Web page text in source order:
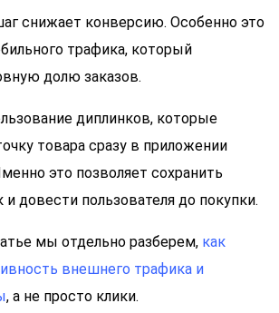
снижает конверсию. Особенно это
трафика, который
долю заказов.
диплинков, которые
товара сразу в приложении
это позволяет сохранить
довести пользователя до покупки.
мы отдельно разберем, как
внешнего трафика и
, а не просто клики.